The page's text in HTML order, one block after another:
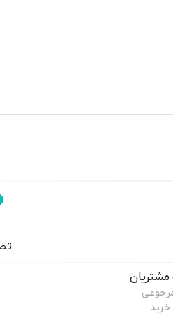
خرید